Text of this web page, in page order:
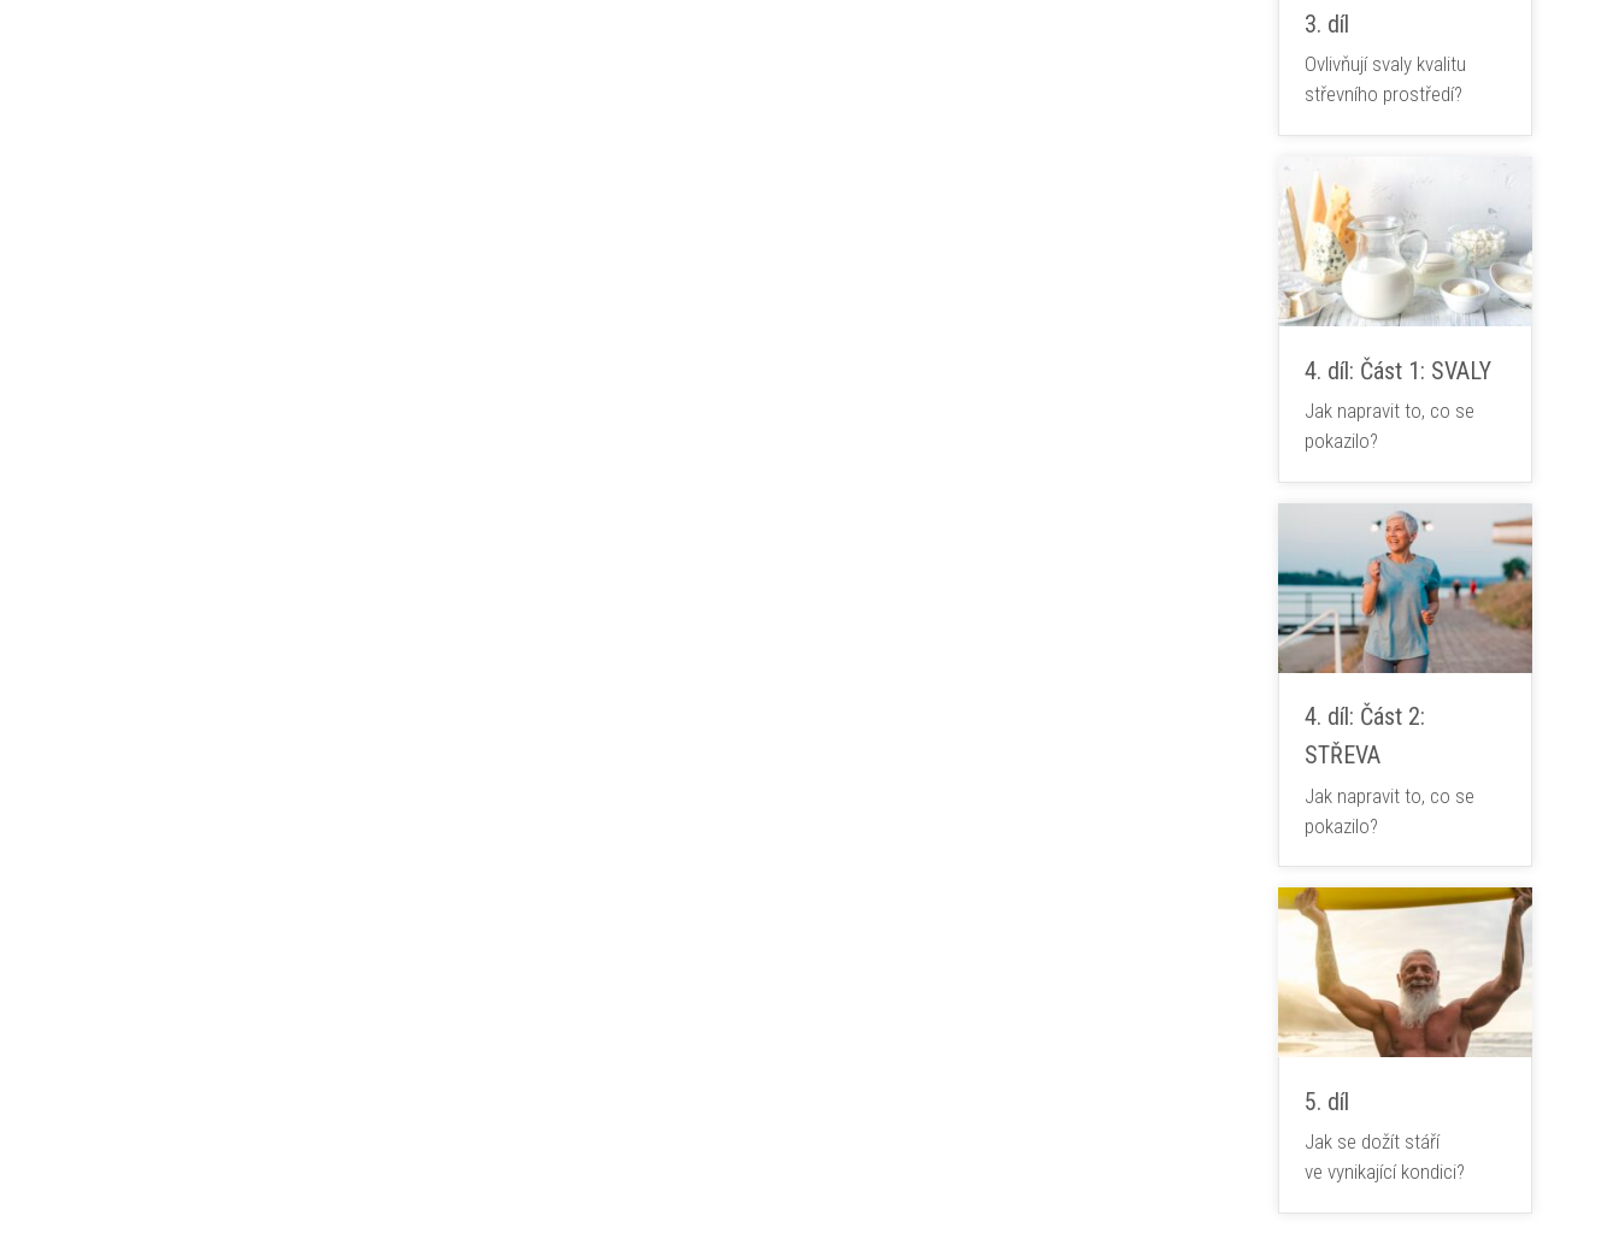
3. díl
Ovlivňují svaly kvalitu
střevního prostředí?
4. díl: Část 1: SVALY
Jak napravit to, co se
pokazilo?
4. díl: Část 2:
STŘEVA
Jak napravit to, co se
pokazilo?
5. díl
Jak se dožít stáří
ve vynikající kondici?